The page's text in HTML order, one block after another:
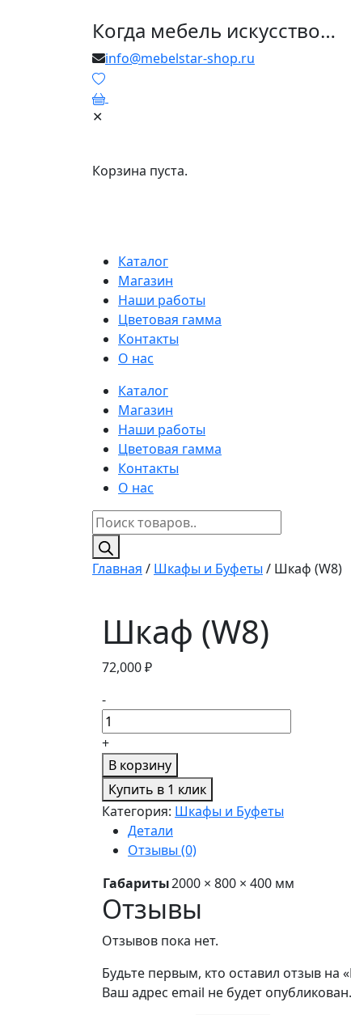
Когда мебель искусство…
info@mebelstar-shop.ru
✕
Корзина пуста.
Каталог
Магазин
Наши работы
Цветовая гамма
Контакты
О нас
Каталог
Магазин
Наши работы
Цветовая гамма
Контакты
О нас
Поиск
товаров
Главная / Шкафы и Буфеты / Шкаф (W8)
Шкаф (W8)
72,000₽
-
+
В корзину
Купить в 1 клик
Категория: Шкафы и Буфеты
Детали
Отзывы (0)
Габариты2000 × 800 × 400 мм
Отзывы
Отзывов пока нет.
Будьте первым, кто оставил отзыв на
Ваш адрес email не будет опубликован.